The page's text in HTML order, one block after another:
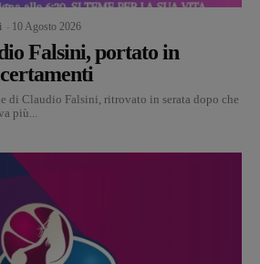
10 Agosto 2026
Falsini, portato in
di Claudio Falsini, ritrovato in serata dopo che
più...